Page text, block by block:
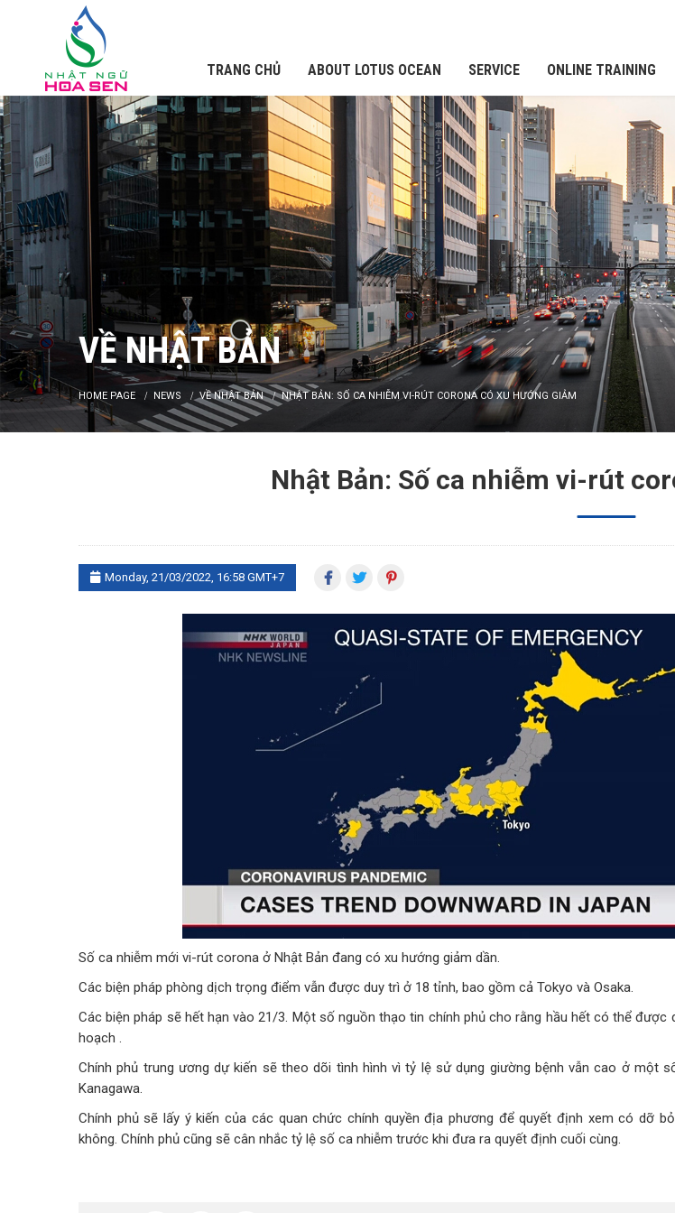
TRANG CHỦ ABOUT LOTUS OCEAN SERVICE ONLINE TRAINING
VỀ NHẬT BẢN
HOME PAGE NEWS VỀ NHẬT BẢN NHẬT BẢN: SỐ CA NHIỄM VI-RÚT CORONA CÓ XU HƯỚNG GIẢM
Nhật Bản: Số ca nhiễm vi-rút
Monday, 21/03/2022, 16:58 GMT+7
Số ca nhiễm mới vi-rút corona ở Nhật Bản đang có xu hướng giảm dần.
Các biện pháp phòng dịch trọng điểm vẫn được duy trì ở 18 tỉnh, bao gồm cả Tokyo và Osaka.
Các biện pháp sẽ hết hạn vào 21/3. Một số nguồn thạo tin chính phủ cho rằng hầu hết có thể
hoạch .
Chính phủ trung ương dự kiến sẽ theo dõi tình hình vì tỷ lệ sử dụng giường bệnh vẫn cao ở một
Kanagawa.
Chính phủ sẽ lấy ý kiến của các quan chức chính quyền địa phương để quyết định xem có dỡ
không. Chính phủ cũng sẽ cân nhắc tỷ lệ số ca nhiễm trước khi đưa ra quyết định cuối cùng.